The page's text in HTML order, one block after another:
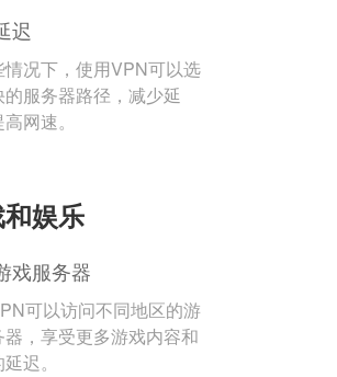
迟
情况下，使用VPN可以选
服务器路径，减少延
网速。
娱乐
戏服务器
可以访问不同地区的游
器，享受更多游戏内容和
迟。